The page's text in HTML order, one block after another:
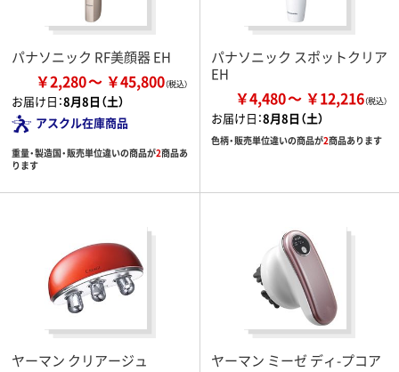
パナソニック RF美顔器 EH
￥2,280 ￥45,800
お届け日：8月8日（土）
アスクル在庫商品
重量・製造国・販売単位違いの商品が2商品あ
ります
パナソニック スポットクリア
EH
￥4,480 ￥12,216
お届け日：8月8日（土）
色柄・販売単位違いの商品が2商品あります
ヤーマン クリアージュ ヤーマン ミーゼ ディ-プコア